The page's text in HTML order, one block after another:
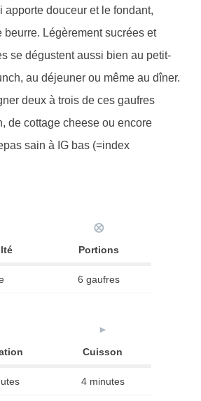
apporte douceur et le fondant,
beurre. Légèrement sucrées et
se dégustent aussi bien au petit-
au déjeuner ou même au dîner.
deux à trois de ces gaufres
de cottage cheese ou encore
sain à IG bas (=index
⨂
Portions
6 gaufres
►
Cuisson
4 minutes